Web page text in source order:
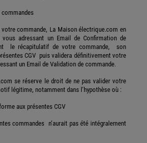
commandes
commande, La Maison électrique.com en
vous adressant un Email de Confirmation de
le récapitulatif de votre commande, son
CGV puis validera définitivement votre
un Email de Validation de commande.
se réserve le droit de ne pas valider votre
légitime, notamment dans l’hypothèse où :
aux présentes CGV
commandes n’aurait pas été intégralement